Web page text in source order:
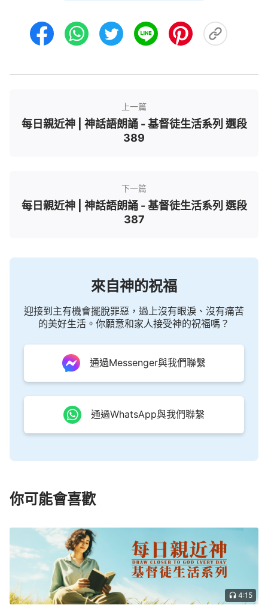
就是這麽回事。現在到底該怎麽走彼得的路？你如果
對彼得的路、保羅的路分不清楚，或根本就不認識，
路，你才能按彼得的追求與實行原則來走彼得的路；
你如果不認識彼得的路，那麽你走的肯定是保羅的
路，因為你没有别的路可走，别無選擇。人不明白真
明給你們，這是神的恩待、高抬，是神在帶領你們走
彼得這條路，如果没有神的開啓引導，誰也走不上彼
得的路，都只能走保羅的路，步保羅的後塵導致沉
為正確，他没有得着真理，更没有性情的變化，他太
相信自己了，認為這樣信没有絲毫的差錯，他是滿有
以為他活着是基督，就這樣一直走到路終，到最終受
懲罰的時候一切都晚了。保羅的路裏没有認識自己，
更没有性情變化的追求，他從來没有解剖過自己的本
性，根本不知道自己是什麽東西，他只知道他是逼迫
耶穌的罪魁禍首，但他對自己的本性絲毫没有認識，
作完工之後他就感覺到他活着就是基督了，該領奬賞
了。保羅的作工是為神效了一步力，就他個人來説，
雖然他得了一些聖靈的啓示，但他根本没得着真理、
法就是特别注重生
他在經歷神的作工中對自己有了認識，對人的敗壞情
麽最有價值，他能真心愛神，知道該怎樣還報神，他
得着一些真理，具備了神所要求的實際，從他在試煉
中所説的話裏可以看見，彼得的確對神最有認識。他
從神的話裏明白這麽多真理，使他的路越走越光明，
上一篇
每日親近神 | 神話語朗誦 - 基督徒生活系列 選段
389
下一篇
每日親近神 | 神話語朗誦 - 基督徒生活系列 選段
387
來自神的祝福
迎接到主有機會擺脫罪惡，過上沒有眼淚、沒有痛苦
的美好生活。你願意和家人接受神的祝福嗎？
通過Messenger與我們聯繫
通過WhatsApp與我們聯繫
你可能會喜歡
4:15